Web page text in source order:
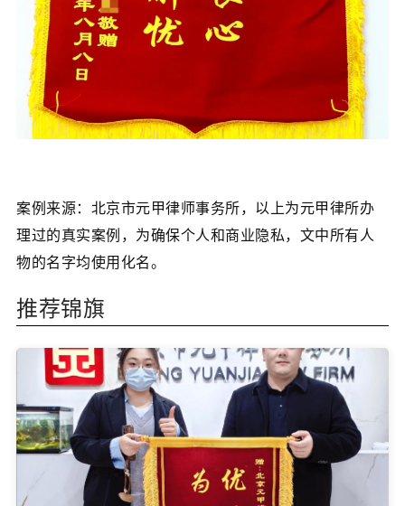
案例来源：北京市元甲律师事务所，以上为元甲律所办
理过的真实案例，为确保个人和商业隐私，文中所有人
物的名字均使用化名。
推荐锦旗